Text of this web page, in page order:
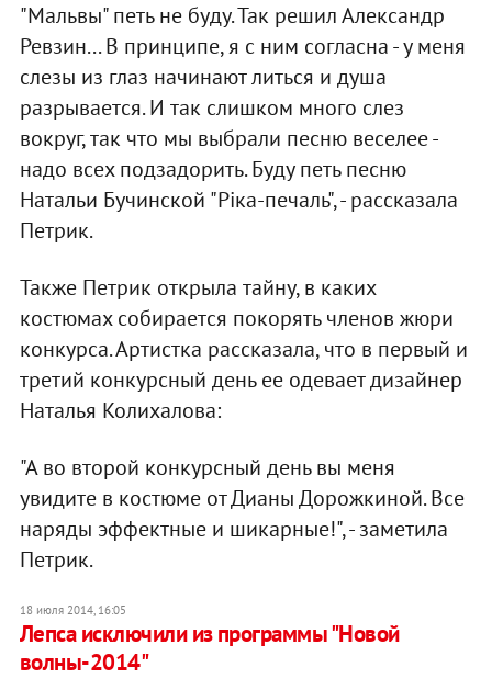
"Мальвы" петь не буду. Так решил Александр
Ревзин... В принципе, я с ним согласна - у меня
слезы из глаз начинают литься и душа
разрывается. И так слишком много слез
вокруг, так что мы выбрали песню веселее -
надо всех подзадорить. Буду петь песню
Натальи Бучинской "Ріка-печаль", - рассказала
Петрик.
Также Петрик открыла тайну, в каких
костюмах собирается покорять членов жюри
конкурса. Артистка рассказала, что в первый и
третий конкурсный день ее одевает дизайнер
Наталья Колихалова:
"А во второй конкурсный день вы меня
увидите в костюме от Дианы Дорожкиной. Все
наряды эффектные и шикарные!", - заметила
Петрик.
18 июля 2014, 16:05
Лепса исключили из программы "Новой
волны-2014"